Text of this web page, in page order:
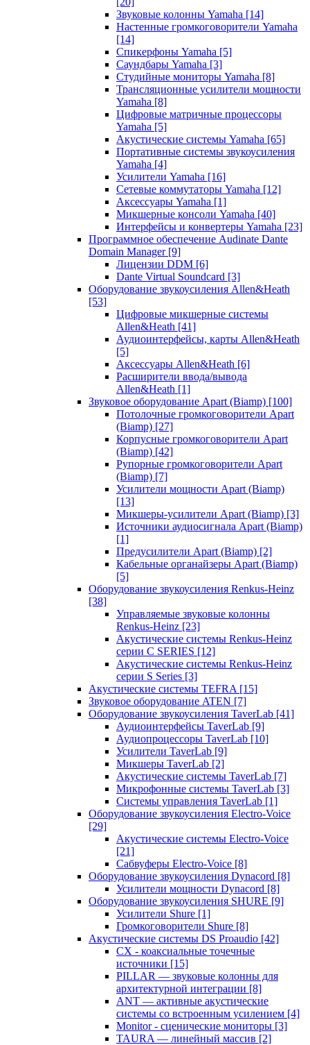
Звуковые колонны Yamaha [14]
Настенные громкоговорители Yamaha
[14]
Спикерфоны Yamaha [5]
Саундбары Yamaha [3]
Студийные мониторы Yamaha [8]
Трансляционные усилители мощности
Yamaha [8]
Цифровые матричные процессоры
Yamaha [5]
Акустические системы Yamaha [65]
Портативные системы звукоусиления
Yamaha [4]
Усилители Yamaha [16]
Сетевые коммутаторы Yamaha [12]
Аксессуары Yamaha [1]
Микшерные консоли Yamaha [40]
Интерфейсы и конвертеры Yamaha [23]
Программное обеспечение Audinate Dante
Domain Manager [9]
Лицензии DDM [6]
Dante Virtual Soundcard [3]
Оборудование звукоусиления Allen&Heath
[53]
Цифровые микшерные системы
Allen&Heath [41]
Аудиоинтерфейсы, карты Allen&Heath
[5]
Аксессуары Allen&Heath [6]
Расширители ввода/вывода
Allen&Heath [1]
Звуковое оборудование Apart (Biamp) [100]
Потолочные громкоговорители Apart
(Biamp) [27]
Корпусные громкоговорители Apart
(Biamp) [42]
Рупорные громкоговорители Apart
(Biamp) [7]
Усилители мощности Apart (Biamp)
[13]
Микшеры-усилители Apart (Biamp) [3]
Источники аудиосигнала Apart (Biamp)
[1]
Предусилители Apart (Biamp) [2]
Кабельные органайзеры Apart (Biamp)
[5]
Оборудование звукоусиления Renkus-Heinz
[38]
Управляемые звуковые колонны
Renkus-Heinz [23]
Акустические системы Renkus-Heinz
серии C SERIES [12]
Акустические системы Renkus-Heinz
серии S Series [3]
Акустические системы TEFRA [15]
Звуковое оборудование ATEN [7]
Оборудование звукоусиления TaverLab [41]
Аудиоинтерфейсы TaverLab [9]
Аудиопроцессоры TaverLab [10]
Усилители TaverLab [9]
Микшеры TaverLab [2]
Акустические системы TaverLab [7]
Микрофонные системы TaverLab [3]
Системы управления TaverLab [1]
Оборудование звукоусиления Electro-Voice
[29]
Акустические системы Electro-Voice
[21]
Сабвуферы Electro-Voice [8]
Оборудование звукоусиления Dynacord [8]
Усилители мощности Dynacord [8]
Оборудование звукоусиления SHURE [9]
Усилители Shure [1]
Громкоговорители Shure [8]
Акустические системы DS Proaudio [42]
CX - коаксиальные точечные
источники [15]
PILLAR — звуковые колонны для
архитектурной интеграции [8]
ANT — активные акустические
системы со встроенным усилением [4]
Monitor - сценические мониторы [3]
TAURA — линейный массив [2]